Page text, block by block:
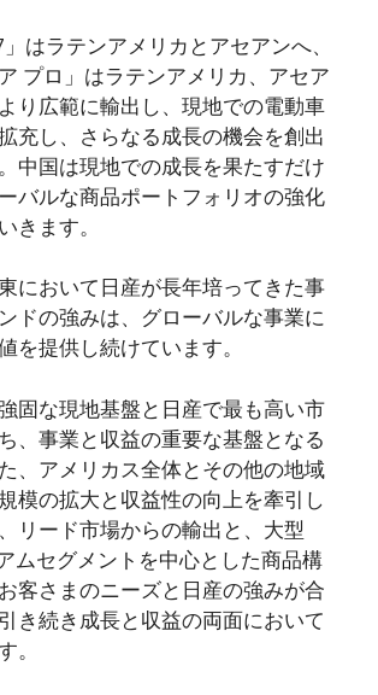
はラテンアメリカとアセアンへ、
プロ」はラテンアメリカ、アセア
り広範に輸出し、現地での電動車
充し、さらなる成長の機会を創出
中国は現地での成長を果たすだけ
バルな商品ポートフォリオの強化
きます。
において日産が長年培ってきた事
ドの強みは、グローバルな事業に
を提供し続けています。
固な現地基盤と日産で最も高い市
、事業と収益の重要な基盤となる
、アメリカス全体とその他の地域
模の拡大と収益性の向上を牽引し
リード市場からの輸出と、大型
ムセグメントを中心とした商品構
客さまのニーズと日産の強みが合
き続き成長と収益の両面において
。